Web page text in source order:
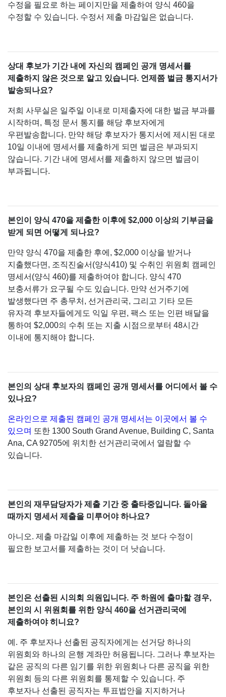
수정을 필요로 하는 페이지만을 제출하여 양식 460을
수정할 수 있습니다. 수정서 제출 마감일은 없습니다.
상대 후보가 기간 내에 자신의 캠페인 공개 명세서를
제출하지 않은 것으로 알고 있습니다. 언제쯤 벌금 통지서가
발송되나요?
저희 사무실은 일주일 이내로 미제출자에 대한 벌금 부과를
시작하며, 특정 문서 통지를 해당 후보자에게
우편발송합니다. 만약 해당 후보자가 통지서에 제시된 대로
10일 이내에 명세서를 제출하게 되면 벌금은 부과되지
않습니다. 기간 내에 명세서를 제출하지 않으면 벌금이
부과됩니다.
본인이 양식 470을 제출한 이후에 $2,000 이상의 기부금을
받게 되면 어떻게 되나요?
만약 양식 470을 제출한 후에, $2,000 이상을 받거나
지출했다면, 조직진술서(양식410) 및 수취인 위원회 캠페인
명세서(양식 460)를 제출하여야 합니다. 양식 470
보충서류가 요구될 수도 있습니다. 만약 선거주기에
발생했다면 주 총무처, 선거관리국, 그리고 기타 모든
유자격 후보자들에게도 익일 우편, 팩스 또는 인편 배달을
통하여 $2,000의 수취 또는 지출 시점으로부터 48시간
이내에 통지해야 합니다.
본인의 상대 후보자의 캠페인 공개 명세서를 어디에서 볼 수
있나요?
온라인으로 제출된 캠페인 공개 명세서는 이곳에서 볼 수
있으며 또한 1300 South Grand Avenue, Building C, Santa
Ana, CA 92705에 위치한 선거관리국에서 열람할 수
있습니다.
본인의 재무담당자가 제출 기간 중 출타중입니다. 돌아올
때까지 명세서 제출을 미루어야 하나요?
아니오. 제출 마감일 이후에 제출하는 것 보다 수정이
필요한 보고서를 제출하는 것이 더 낫습니다.
본인은 선출된 시의회 의원입니다. 주 하원에 출마할 경우,
본인의 시 위원회를 위한 양식 460을 선거관리국에
제출하여야 히니요?
예. 주 후보자나 선출된 공직자에게는 선거당 하나의
위원회와 하나의 은행 계좌만 허용됩니다. 그러나 후보자는
같은 공직의 다른 임기를 위한 위원회나 다른 공직을 위한
위원회 등의 다른 위원회를 통제할 수 있습니다. 주
후보자나 선출된 공직자는 투표법안을 지지하거나